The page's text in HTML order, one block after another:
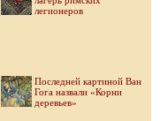
легионеров
Последней картиной Ван
Гога назвали «Корни
деревьев»